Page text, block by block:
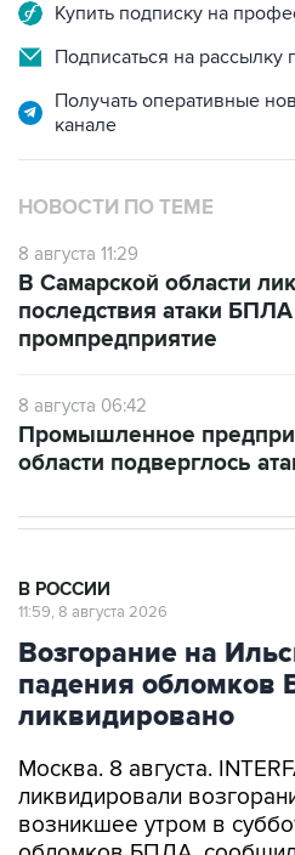
Купить подписку на
Подписаться на рассылку
Получать оперативные
канале
НОВОСТИ ПО ТЕМЕ
8 августа 11:29
В Самарской области
последствия атаки
промпредприятие
8 августа 06:42
Промышленное
области подверглось
В РОССИИ
11:59, 8 августа 2026
Возгорание на
падения обломков
ликвидировано
Москва. 8 августа.
ликвидировали
возникшее утром в